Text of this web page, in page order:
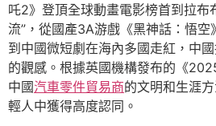
吒2》登頂全球動畫電影榜首到拉布
流”，從國產3A游戲《黑神話：悟空
到中國微短劇在海內多國走紅，中
的觀感。根據英國機構發布的《
中國汽車零件貿易商的文明和生涯
輕人中獲得高度認同。